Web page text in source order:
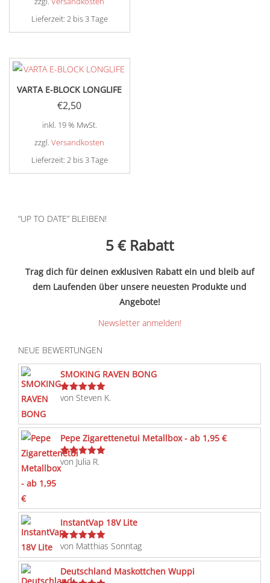
Lieferzeit: 2 bis 3 Tage
VARTA E-BLOCK LONGLIFE
€2,50
inkl. 19 % MwSt.
zzgl.Versandkosten
Lieferzeit: 2 bis 3 Tage
“UP TO DATE” BLEIBEN!
5 € Rabatt
Trag dich für deinen exklusiven Rabatt ein und bleib auf
dem Laufenden über unsere neuesten Produkte und
Angebote!
Newsletter anmelden!
NEUE BEWERTUNGEN
SMOKING RAVEN BONG
Bewertet
von Steven K.
Pepe Zigarettenetui Metallbox - ab 1,95 €
Bewertet
mit
von Julia R.
InstantVap 18V Lite
Bewertet
von Matthias Sonntag
Deutschland Maskottchen Wuppi